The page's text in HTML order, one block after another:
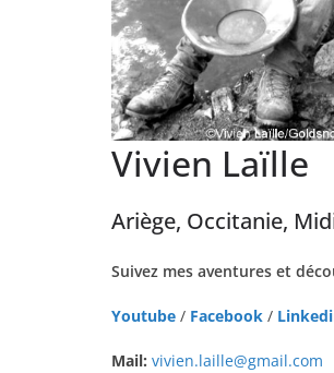
Vivien Laïlle
Ariège, Occitanie,
Suivez mes aventures et
Youtube / Facebook /
Mail: vivien.laille@gmail.com